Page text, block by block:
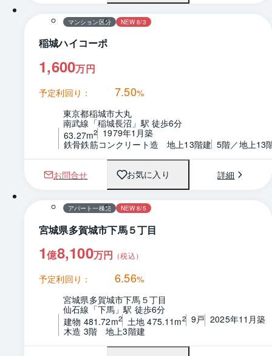
マンション区分 NEW 8/3
稲城ハイコーポ
1,600万円
予定利回り： 7.50%
東京都稲城市大丸
南武線「稲城長沼」駅 徒歩6分
63.27m2
1979年1月築
鉄骨鉄筋コンクリート造　地上13階建 5階／地上13
お問合せ お気に入り 詳細
1 / 0
アパート一棟売 NEW 8/5
宮城県多賀城市下馬５丁目
1億8,100万円 （税込）
予定利回り： 6.56%
宮城県多賀城市下馬５丁目
仙石線「下馬」駅 徒歩6分
建物 481.72m2 土地 475.11m2 9戸 2025年11月築
木造 3階　地上3階建